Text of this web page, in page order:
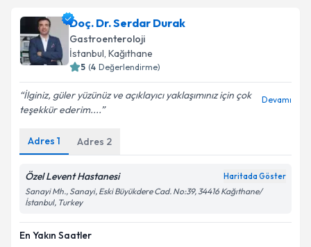
takvim hazırlandığında e-posta ile bilgilendireceğiz.
E-posta Adresiniz
kapsamda işlenmesini kabul ediyorum.
Takvim Talebini Gönder
Doç. Dr. Serdar Durak
Gastroenteroloji
İstanbul, Kağıthane
5 (4 Değerlendirme)
İlginiz, güler yüzünüz ve açıklayıcı yaklaşımınız için çok
teşekkür ederim....
Devamı
Adres 1 Adres 2
Özel Levent Hastanesi Haritada Göster
Sanayi Mh., Sanayi, Eski Büyükdere Cad. No:39, 34416 Kağıthane/
İstanbul, Turkey
En Yakın Saatler